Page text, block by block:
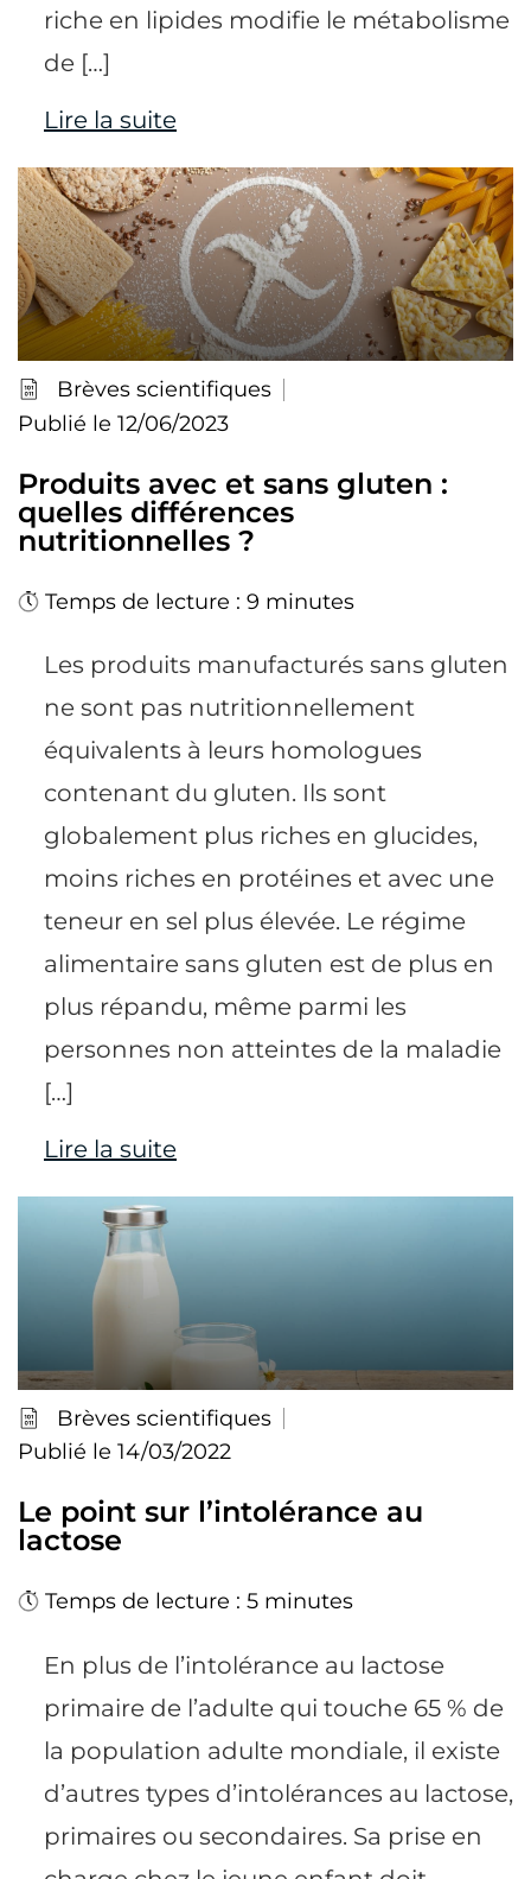
riche en lipides modifie le métabolisme
de […]
Lire la suite
Brèves scientifiques
Publié le 12/06/2023
Produits avec et sans gluten :
quelles différences
nutritionnelles ?
Temps de lecture : 9 minutes
Les produits manufacturés sans gluten
ne sont pas nutritionnellement
équivalents à leurs homologues
contenant du gluten. Ils sont
globalement plus riches en glucides,
moins riches en protéines et avec une
teneur en sel plus élevée. Le régime
alimentaire sans gluten est de plus en
plus répandu, même parmi les
personnes non atteintes de la maladie
[…]
Lire la suite
Brèves scientifiques
Publié le 14/03/2022
Le point sur l’intolérance au
lactose
Temps de lecture : 5 minutes
En plus de l’intolérance au lactose
primaire de l’adulte qui touche 65 % de
la population adulte mondiale, il existe
d’autres types d’intolérances au lactose,
primaires ou secondaires. Sa prise en